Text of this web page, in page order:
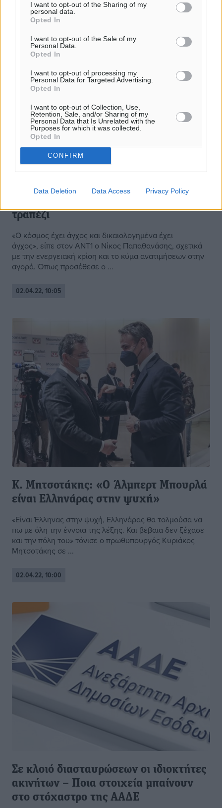
I want to opt-out of the Sharing of my
personal data.
Opted In
I want to opt-out of the Sale of my
Personal Data.
Opted In
I want to opt-out of processing my
Personal Data for Targeted Advertising.
Opted In
I want to opt-out of Collection, Use,
Retention, Sale, and/or Sharing of my
Personal Data that Is Unrelated with the
Purposes for which it was collected.
Opted In
CONFIRM
Data Deletion Data Access Privacy Policy
Ν. Παπαθανάσης: Η μείωση ΦΠΑ
μπορεί να μην φτάσει στην
τραπέζι
«Ο κόσμος έχει άγχος και δικαιολογημένα έχει
άγχος», είπε στον ΑΝΤ1 ο Νίκος Παπαθανάσης, σχετικά
με την ενεργειακή κρίση και το κύμα ανατιμήσεων στην
αγορά. Όπως προσέθεσε ο ...
02.04.22, 10:05
Κ. Μητσοτάκης: «Ο Άλμπερτ Μπουρλά
είναι Ελληνάρας στην ψυχή»
«Είναι Έλληνας στην ψυχή, Ελληνάρας θα τολμούσα να
πω με όλη την έννοια της λέξης. Και βέβαια δεν ξέχασε
και την πόλη του» τόνισε ο πρωθυπουργός Κυριάκος
Μητσοτάκης σε ...
02.04.22, 10:00
Σε κλοιό διασταυρώσεων οι ιδιοκτήτες
ακινήτων – Ποια στοιχεία μπαίνουν
στο στόχαστρο της ΑΑΔΕ